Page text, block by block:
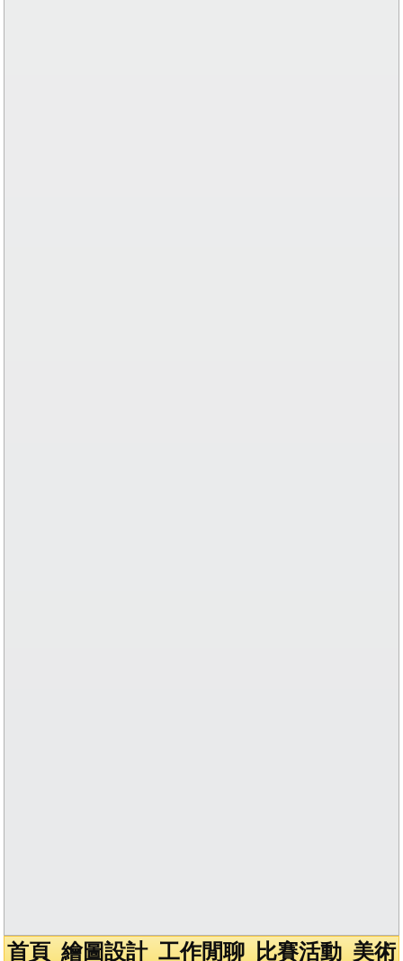
首頁 繪圖設計 工作閒聊 比賽活動 美術